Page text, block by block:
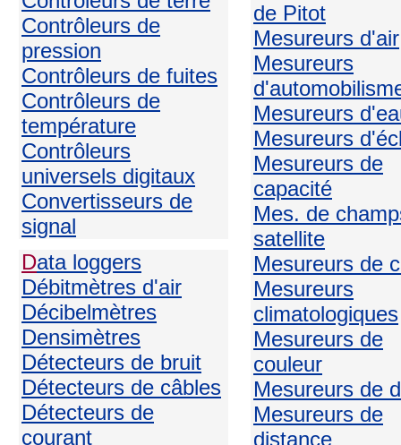
Contrôleurs de
pression
Contrôleurs de fuites
Contrôleurs de
température
Contrôleurs
universels digitaux
Convertisseurs de
signal
Data loggers
Débitmètres d'air
Décibelmètres
Densimètres
Détecteurs de bruit
Détecteurs de câbles
Détecteurs de
courant
de Pitot
Mesureurs d'air
Mesureurs
Mesureurs
Mesureurs
Mesureurs de
capacité
Mes. de
satellite
Mesureurs de
Mesureurs
climatologiques
Mesureurs de
couleur
Mesureurs de
Mesureurs de
distance